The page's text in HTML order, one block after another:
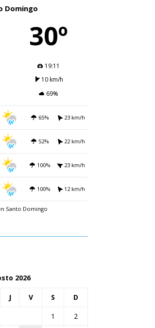
Domingo
30º
19:11
10 km/h
69%
65% 23 km/h
52% 22 km/h
100% 23 km/h
100% 12 km/h
Santo Domingo
2026
J V S D
1
2